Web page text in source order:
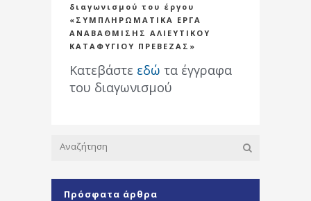
διαγωνισμού του έργου
«ΣΥΜΠΛΗΡΩΜΑΤΙΚΑ ΕΡΓΑ
ΑΝΑΒΑΘΜΙΣΗΣ ΑΛΙΕΥΤΙΚΟΥ
ΚΑΤΑΦΥΓΙΟΥ ΠΡΕΒΕΖΑΣ»
Κατεβάστε εδώ τα έγγραφα
του διαγωνισμού
Πρόσφατα άρθρα